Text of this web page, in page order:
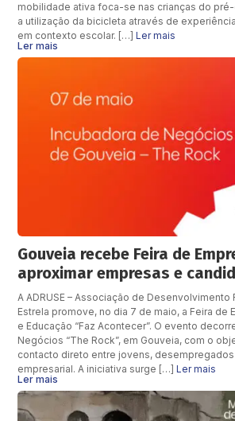
mobilidade ativa foca-se nas crianças do
a utilização da bicicleta através de
em contexto escolar. […]Ler mais
Ler mais
Gouveia recebe Feira de
aproximar empresas e
A ADRUSE – Associação de Desenvolvimento
Estrela promove, no dia 7 de maio, a Feira de
e Educação “Faz Acontecer”. O evento
Negócios “The Rock”, em Gouveia, com o
contacto direto entre jovens,
empresarial. A iniciativa surge […]Ler mais
Ler mais